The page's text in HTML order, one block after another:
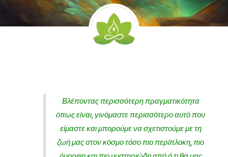
Βλέποντας περισσότερη πραγματικότητα
όπως είναι, γινόμαστε περισσότερο αυτό που
είμαστε και μπορούμε να σχετιστούμε με τη
ζωή μας στον κόσμο τόσο πιο περίπλοκη, πιο